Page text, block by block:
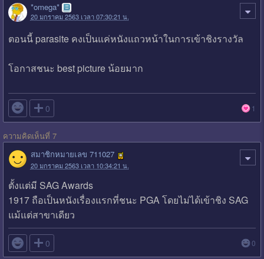
*omega*
20 มกราคม 2563 เวลา 07:30:21 น.
ตอนนี้ parasite คงเป็นแค่หนังแถวหน้าในการเข้าชิงรางวัล
โอกาสชนะ best picture น้อยมาก
 0 1
ความคิดเห็นที่ 7
สมาชิกหมายเลข 711027
20 มกราคม 2563 เวลา 10:34:21 น.
ตั้งแต่มี SAG Awards
1917 ถือเป็นหนังเรื่องแรกที่ชนะ PGA โดยไม่ได้เข้าชิง SAG
แม้แต่สาขาเดียว
 0 0